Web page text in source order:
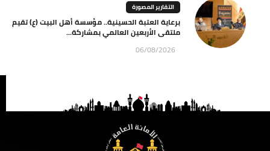
التقارير المصورة
برعاية العتبة الحسينية.. مؤسسة أهل البيت (ع) تقيم
ملتقى الأربعين العالمي بمشاركة...
06/08/2026